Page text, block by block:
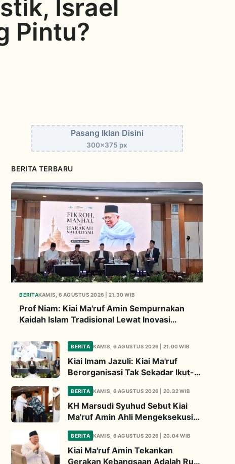
Israel
Pintu?
Pasang Iklan Disini
300x375 px
BERITA TERBARU
BERITAKAMIS, 6 AGUSTUS 2026 | 21.30 WIB
Prof Niam: Kiai Ma'ruf Amin Sempurnakan
Kaidah Islam Tradisional Lewat Inovasi
BERITA KAMIS, 6 AGUSTUS 2026 | 21.00 WIB
Kiai Imam Jazuli: Kiai Ma'ruf
Berorganisasi Tak Sekadar Ikut-
ikutan, Tapi Bermodal Landasan
Intelektual
BERITA KAMIS, 6 AGUSTUS 2026 | 20.32 WIB
KH Marsudi Syuhud Sebut Kiai
Ma'ruf Amin Ahli Mengeksekusi
Pemikiran Jadi Kebijakan Nyata
BERITA KAMIS, 6 AGUSTUS 2026 | 20.04 WIB
Kiai Ma'ruf Amin Tekankan
Gerakan Kebangsaan Adalah Ruh